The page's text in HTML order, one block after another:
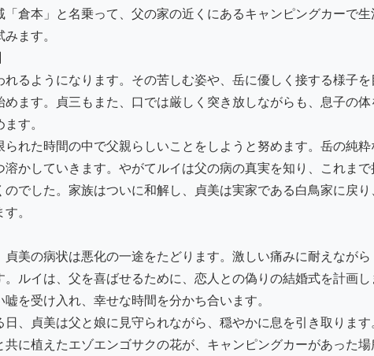
倉本」と名乗って、父の家の近くにあるキャンピングカーで生
ます。
るようになります。その苦しむ姿や、岳に優しく接する様子を
ます。貞三もまた、口では厳しく突き放しながらも、息子の体
す。
れた時間の中で父親らしいことをしようと努めます。岳の純粋
かしていきます。やがてルイは父の病の真実を知り、これまで
でした。家族はついに和解し、貞美は実家である白鳥家に戻り
。
美の病状は悪化の一途をたどります。激しい痛みに耐えながら
ルイは、父を喜ばせるために、恋人との偽りの結婚式を計画し
を受け入れ、幸せな時間を分かち合います。
、貞美は父と娘に見守られながら、穏やかに息を引き取ります
に植えたエゾエンゴサクの花が、キャンピングカーがあった場